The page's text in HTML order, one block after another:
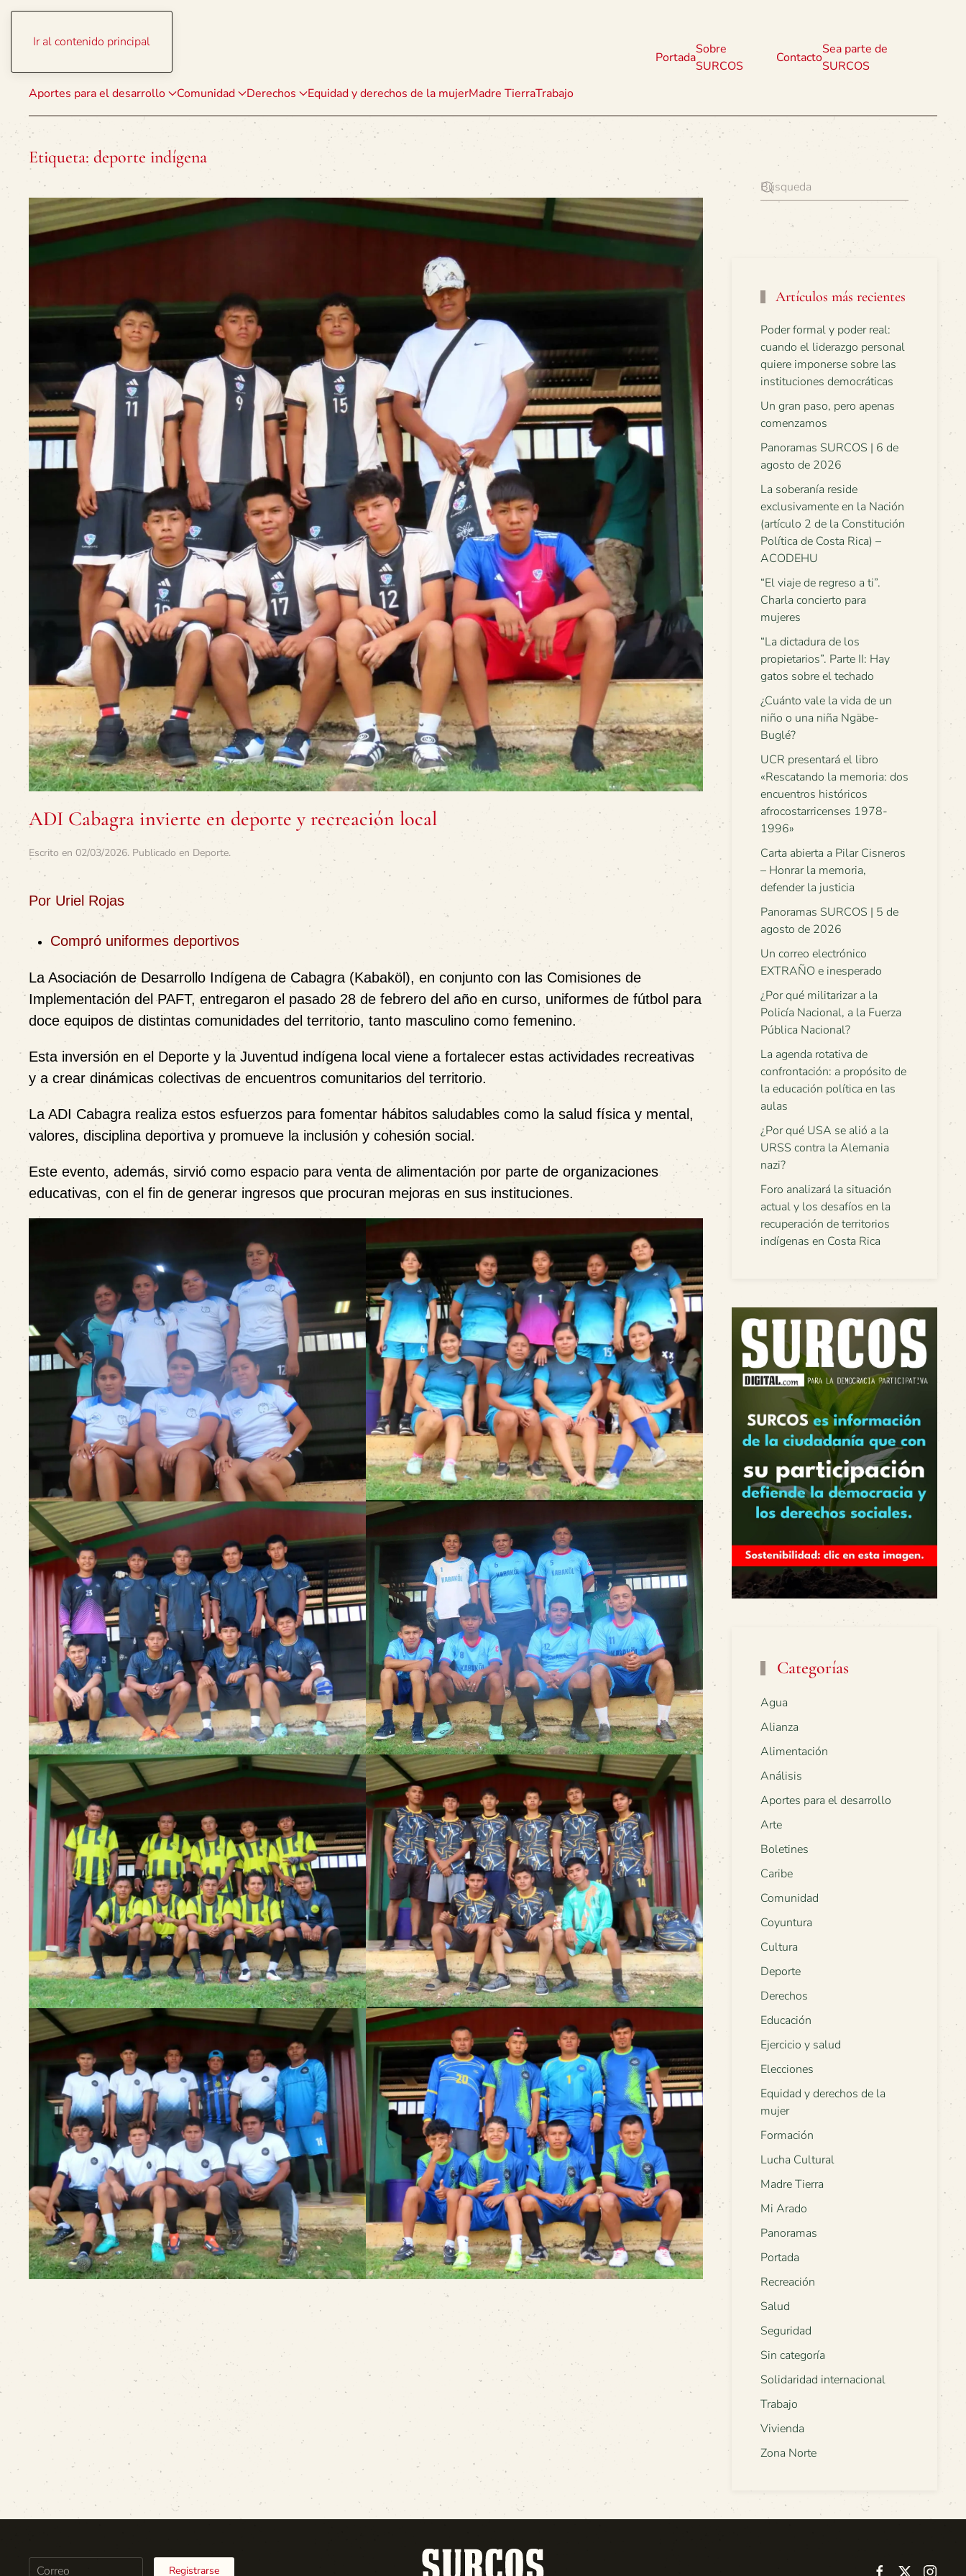
Ir al contenido principal
Aportes para el desarrollo Comunidad Derechos Equidad y derechos de la mujerMadre TierraTrabajo
Portada
Sobre
SURCOS
Contacto
Sea parte de
SURCOS
Etiqueta: deporte indígena
ADI Cabagra invierte en deporte y recreación local
Escrito en 02/03/2026. Publicado en Deporte.
Por Uriel Rojas
Compró uniformes deportivos
La Asociación de Desarrollo Indígena de Cabagra (Kabaköl), en conjunto con las Comisiones de
Implementación del PAFT, entregaron el pasado 28 de febrero del año en curso, uniformes de fútbol para
doce equipos de distintas comunidades del territorio, tanto masculino como femenino.
Esta inversión en el Deporte y la Juventud indígena local viene a fortalecer estas actividades recreativas
y a crear dinámicas colectivas de encuentros comunitarios del territorio.
La ADI Cabagra realiza estos esfuerzos para fomentar hábitos saludables como la salud física y mental,
valores, disciplina deportiva y promueve la inclusión y cohesión social.
Este evento, además, sirvió como espacio para venta de alimentación por parte de organizaciones
educativas, con el fin de generar ingresos que procuran mejoras en sus instituciones.
Artículos más recientes
Poder formal y poder real:
cuando el liderazgo personal
quiere imponerse sobre las
instituciones democráticas
Un gran paso, pero apenas
comenzamos
Panoramas SURCOS | 6 de
agosto de 2026
La soberanía reside
exclusivamente en la Nación
(artículo 2 de la Constitución
Política de Costa Rica) –
ACODEHU
“El viaje de regreso a ti”.
Charla concierto para
mujeres
“La dictadura de los
propietarios”. Parte II: Hay
gatos sobre el techado
¿Cuánto vale la vida de un
niño o una niña Ngäbe-
Buglé?
UCR presentará el libro
«Rescatando la memoria: dos
encuentros históricos
afrocostarricenses 1978-
1996»
Carta abierta a Pilar Cisneros
– Honrar la memoria,
defender la justicia
Panoramas SURCOS | 5 de
agosto de 2026
Un correo electrónico
EXTRAÑO e inesperado
¿Por qué militarizar a la
Policía Nacional, a la Fuerza
Pública Nacional?
La agenda rotativa de
confrontación: a propósito de
la educación política en las
aulas
¿Por qué USA se alió a la
URSS contra la Alemania
nazi?
Foro analizará la situación
actual y los desafíos en la
recuperación de territorios
indígenas en Costa Rica
Categorías
Agua
Alianza
Alimentación
Análisis
Aportes para el desarrollo
Arte
Boletines
Caribe
Comunidad
Coyuntura
Cultura
Deporte
Derechos
Educación
Ejercicio y salud
Elecciones
Equidad y derechos de la
mujer
Formación
Lucha Cultural
Madre Tierra
Mi Arado
Panoramas
Portada
Recreación
Salud
Seguridad
Sin categoría
Solidaridad internacional
Trabajo
Vivienda
Zona Norte
Registrarse